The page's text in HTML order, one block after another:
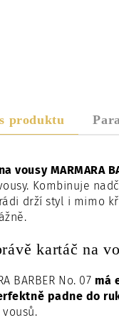
produktu
vousy MARMARA
Kombinuje
drží styl i mimo
kartáč na
BARBER No. 07 má
padne do